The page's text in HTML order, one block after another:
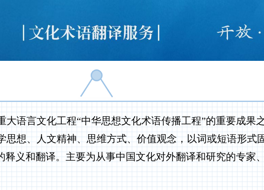
语言文化工程“中华思想文化术语传播工程”的重要成果
想、人文精神、思维方式、价值观念，以词或短语形式
释义和翻译。主要为从事中国文化对外翻译和研究的专家